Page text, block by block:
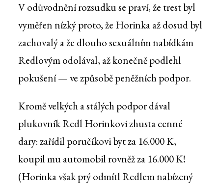
V odůvodnění rozsudku se praví, že trest byl
vyměřen nízký proto, že Horinka až dosud byl
zachovalý a že dlouho sexuálním nabídkám
Redlovým odolával, až konečně podlehl
pokušení — ve způsobě peněžních podpor.
Kromě velkých a stálých podpor dával
plukovník Redl Horinkovi zhusta cenné
dary: zařídil poručíkovi byt za 16.000 K,
koupil mu automobil rovněž za 16.000 K!
(Horinka však prý odmítl Redlem nabízený